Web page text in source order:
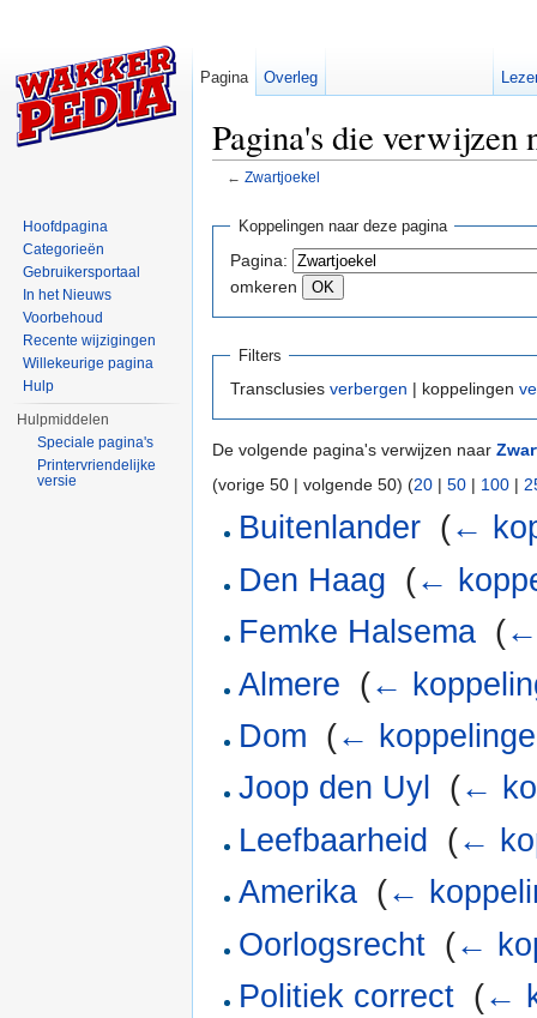
Pagina's die
← Zwartjoekel
Koppelingen naar deze pagina
Pagina:
omkeren
Filters
Transclusies verbergen | koppelingen
De volgende pagina's verwijzen naar
(vorige 50 | volgende 50) (20 | 50 | 100 |
Buitenlander (←
Den Haag (←
Femke Halsema (
Almere (←
Dom (←
Joop den Uyl
(←
Leefbaarheid
(←
Amerika (←
Oorlogsrecht (←
Politiek correct (←
Pagina Overleg
Hoofdpagina
Categorieën
Gebruikersportaal
In het Nieuws
Voorbehoud
Recente wijzigingen
Willekeurige pagina
Hulp
Hulpmiddelen
Speciale pagina's
Printervriendelijke
versie